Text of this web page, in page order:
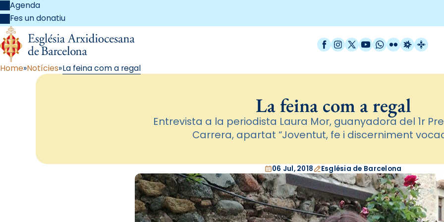
Agenda
Fes un donatiu
Facebook
Instagram
X / Twitter
YouTube
WhatsApp
FlickrRadio
Home Notícies La feina com a regal
La feina com a regal
Entrevista a la periodista Laura Mor, guanyadora del 1r
Carrera, apartat “Joventut, fe i discerniment
06 Jul, 2018 Església de Barcelona